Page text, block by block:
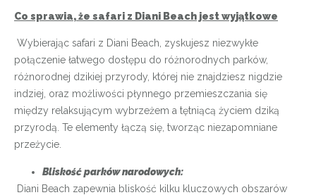
Co sprawia, że safari z Diani Beach jest wyjątkowe
Wybierając safari z Diani Beach, zyskujesz niezwykłe
połączenie łatwego dostępu do różnorodnych parków,
różnorodnej dzikiej przyrody, której nie znajdziesz nigdzie
indziej, oraz możliwości płynnego przemieszczania się
między relaksującym wybrzeżem a tętniącą życiem dziką
przyrodą. Te elementy łączą się, tworząc niezapomniane
przeżycie.
Bliskość parków narodowych:
Diani Beach zapewnia bliskość kilku kluczowych obszarów